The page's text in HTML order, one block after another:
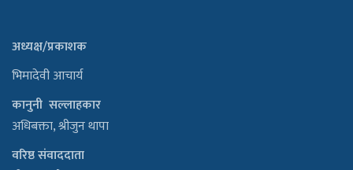
अध्यक्ष/प्रकाशक
भिमादेवी आचार्य
कानुनी सल्लाहकार
अधिबक्ता, श्रीजुन थापा
वरिष्ठ संवाददाता